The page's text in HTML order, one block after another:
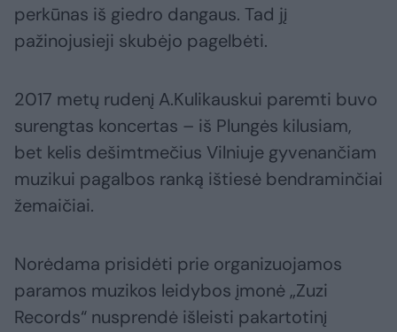
perkūnas iš giedro dangaus. Tad jį
pažinojusieji skubėjo pagelbėti.
2017 metų rudenį A.Kulikauskui paremti buvo
surengtas koncertas – iš Plungės kilusiam,
bet kelis dešimtmečius Vilniuje gyvenančiam
muzikui pagalbos ranką ištiesė bendraminčiai
žemaičiai.
Norėdama prisidėti prie organizuojamos
paramos muzikos leidybos įmonė „Zuzi
Records“ nusprendė išleisti pakartotinį